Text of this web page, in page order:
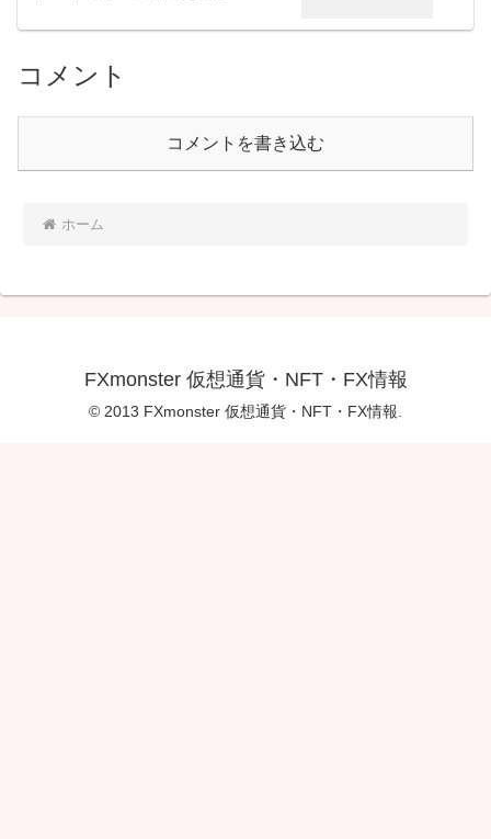
コメント
コメントを書き込む
ホーム
FXmonster 仮想通貨・NFT・FX情報
© 2013 FXmonster 仮想通貨・NFT・FX情報.